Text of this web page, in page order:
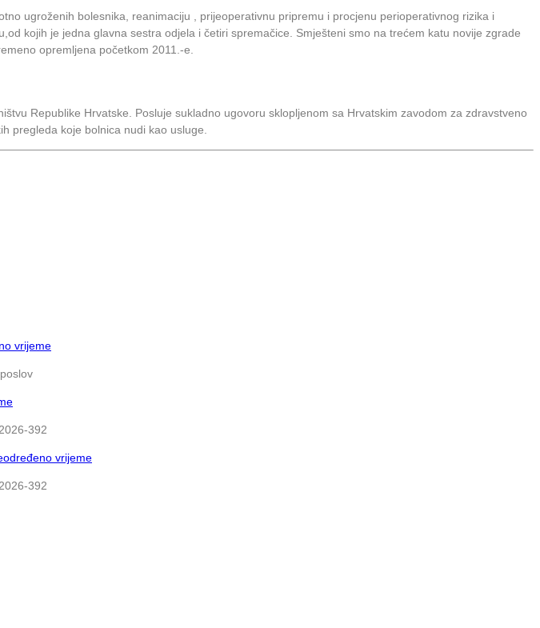
ugroženih bolesnika, reanimaciju , prijeoperativnu pripremu i procjenu perioperativnog rizika i
kojih je jedna glavna sestra odjela i četiri spremačice. Smješteni smo na trećem katu novije zgrade
opremljena početkom 2011.-e.
Republike Hrvatske. Posluje sukladno ugovoru sklopljenom sa Hrvatskim zavodom za zdravstveno
pregleda koje bolnica nudi kao usluge.
vrijeme
392
vrijeme
392